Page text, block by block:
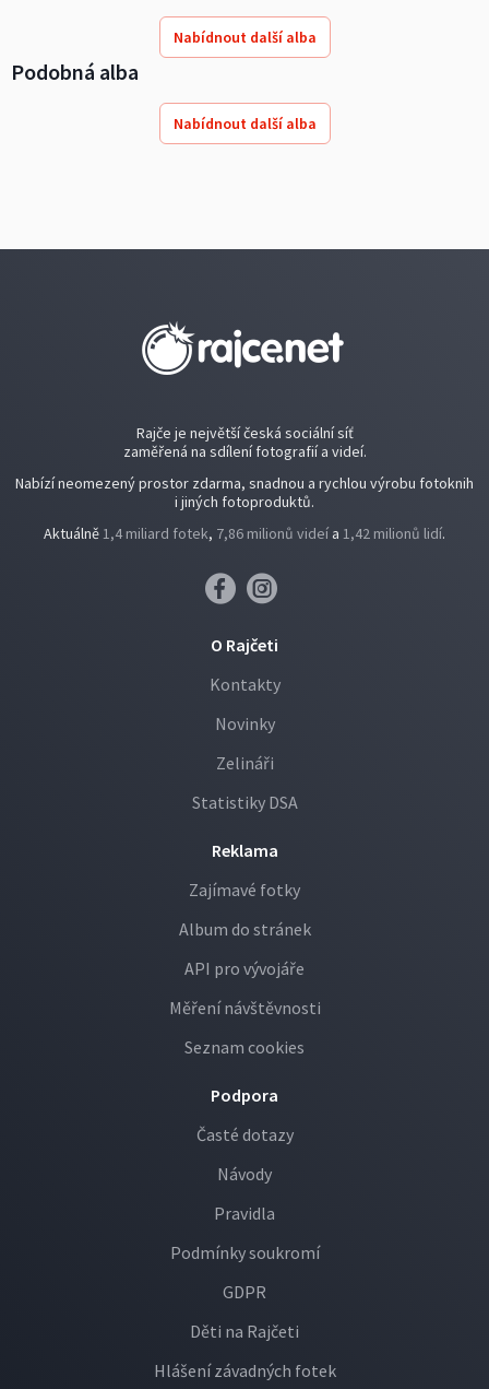
Nabídnout další alba
Podobná alba
Nabídnout další alba
Rajče je největší česká sociální síť
zaměřená na sdílení fotografií a videí.
Nabízí neomezený prostor zdarma, snadnou a rychlou výrobu fotoknih
i jiných fotoproduktů.
Aktuálně1,4 miliard fotek, 7,86 milionů videí a 1,42 milionů lidí.
O Rajčeti
Kontakty
Novinky
Zelináři
Statistiky DSA
Reklama
Zajímavé fotky
Album do stránek
API pro vývojáře
Měření návštěvnosti
Seznam cookies
Podpora
Časté dotazy
Návody
Pravidla
Podmínky soukromí
GDPR
Děti na Rajčeti
Hlášení závadných fotek